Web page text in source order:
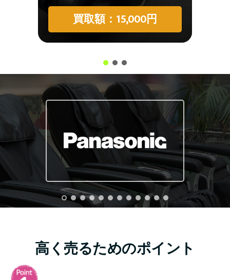
買取額：15,000円
高く売るためのポイント